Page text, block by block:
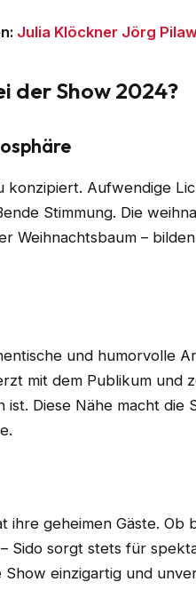
Julia Klöckner Jörg
der Show 2024?
konzipiert. Aufwendige
Stimmung. Die
Weihnachtsbaum –
und humorvolle
mit dem Publikum und
Diese Nähe macht die
ihre geheimen Gäste. Ob
Sido sorgt stets für
einzigartig und